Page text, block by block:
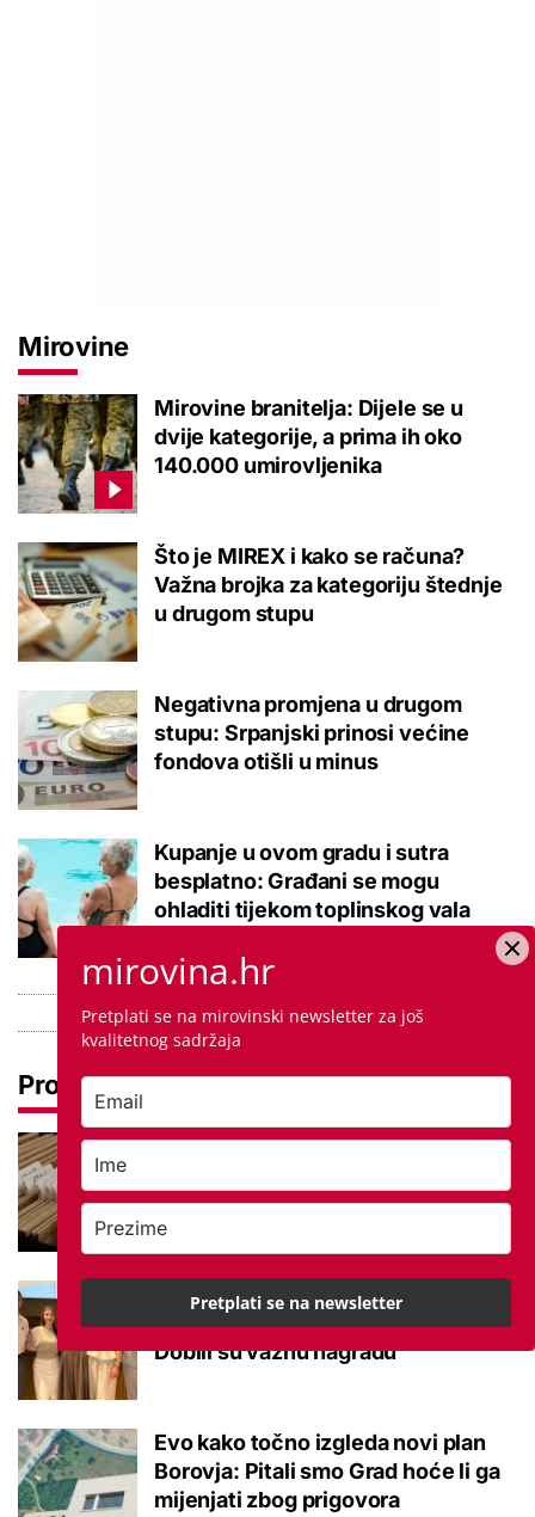
Mirovine
Mirovine branitelja: Dijele se u
dvije kategorije, a prima ih oko
140.000 umirovljenika
Što je MIREX i kako se računa?
Važna brojka za kategoriju štednje
u drugom stupu
Negativna promjena u drugom
stupu: Srpanjski prinosi većine
fondova otišli u minus
Kupanje u ovom gradu i sutra
besplatno: Građani se mogu
ohladiti tijekom toplinskog vala
Pročitaj još
Promjena prakse za sve SC-ove,
potvrđeno
Studenti otkrili kako se obraćati
mladima kad je u pitanju alkohol:
Dobili su važnu nagradu
Evo kako točno izgleda novi plan
Borovja: Pitali smo Grad hoće li ga
mijenjati zbog prigovora
mirovina.hr
Pretplati se na mirovinski newsletter za još
kvalitetnog sadržaja
Pretplati se na newsletter